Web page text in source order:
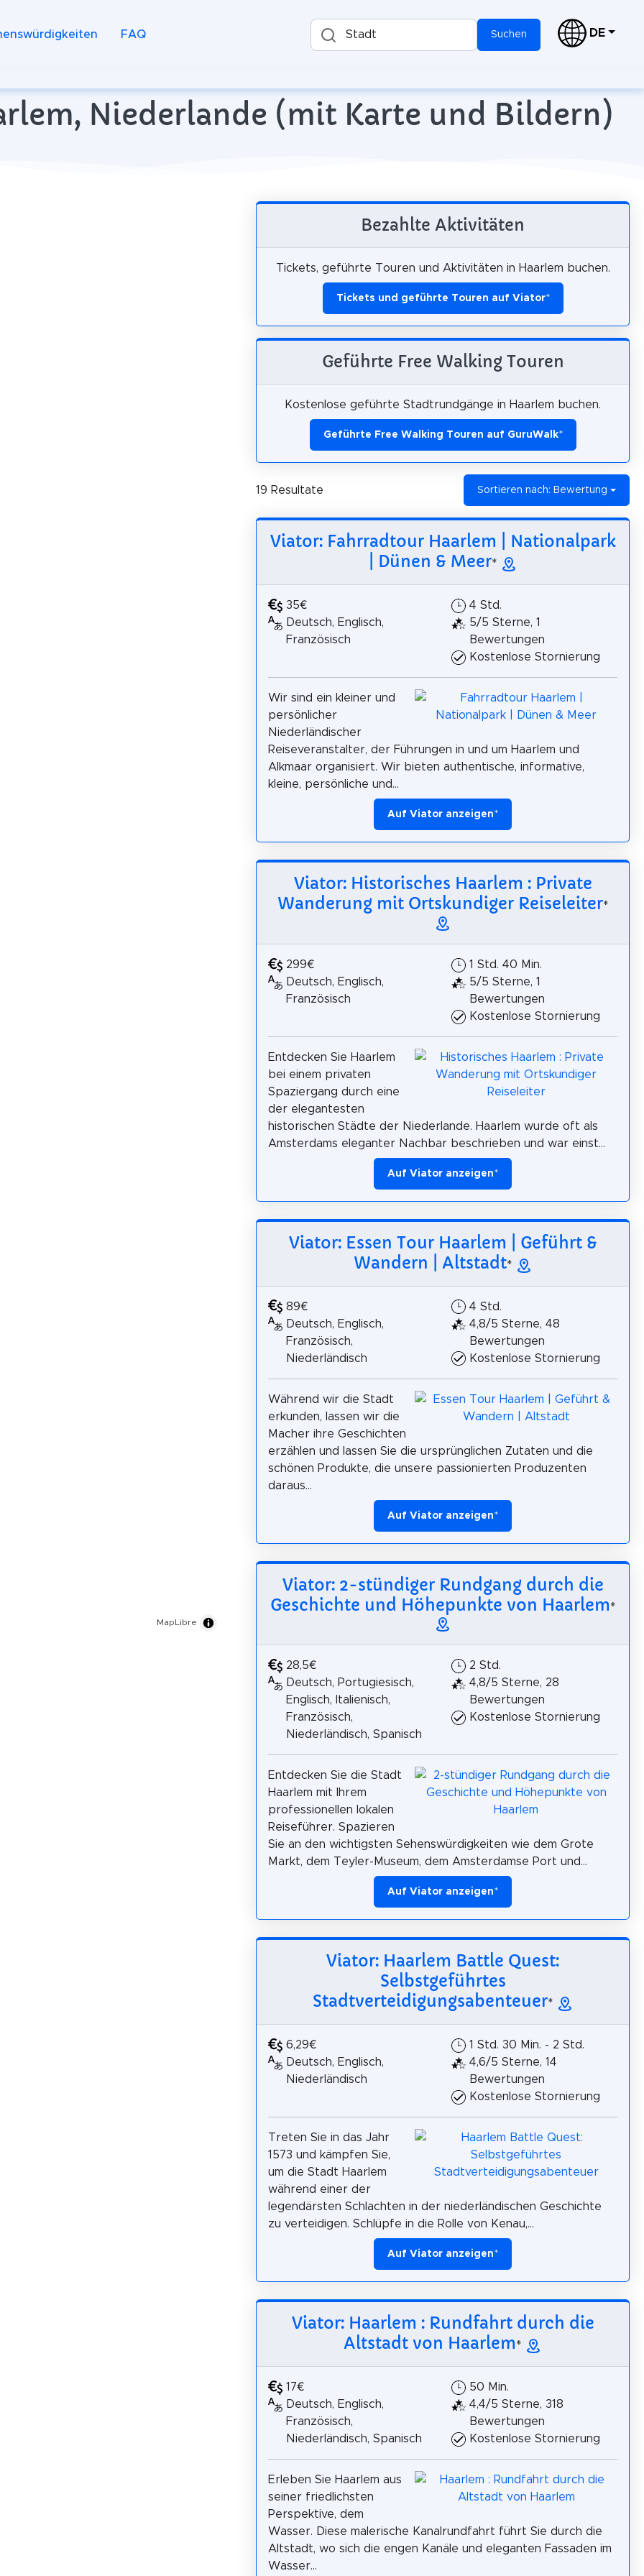
FAQ Stadt Suchen DE
Niederlande (mit Karte und Bildern)
MapLibre
Bezahlte Aktivitäten
Tickets, geführte Touren und Aktivitäten in Haarlem buchen.
Tickets und geführte Touren auf Viator*
Geführte Free Walking Touren
Kostenlose geführte Stadtrundgänge in Haarlem buchen.
Geführte Free Walking Touren auf GuruWalk*
19 Resultate Sortieren nach: Bewertung
Viator: Fahrradtour Haarlem | Nationalpark
| Dünen & Meer*
35€
Deutsch, Englisch,
Französisch
4 Std.
5/5 Sterne, 1
Bewertungen
Kostenlose Stornierung
Wir sind ein kleiner und
persönlicher
Niederländischer
Reiseveranstalter, der Führungen in und um Haarlem und
Alkmaar organisiert. Wir bieten authentische, informative,
kleine, persönliche und...
Auf Viator anzeigen*
Viator: Historisches Haarlem : Private
Wanderung mit Ortskundiger Reiseleiter*
299€
Deutsch, Englisch,
Französisch
1 Std. 40 Min.
5/5 Sterne, 1
Bewertungen
Kostenlose Stornierung
Entdecken Sie Haarlem
bei einem privaten
Spaziergang durch eine
der elegantesten
historischen Städte der Niederlande. Haarlem wurde oft als
Amsterdams eleganter Nachbar beschrieben und war einst...
Auf Viator anzeigen*
Viator: Essen Tour Haarlem | Geführt &
Wandern | Altstadt*
89€
Deutsch, Englisch,
Französisch,
Niederländisch
4 Std.
4,8/5 Sterne, 48
Bewertungen
Kostenlose Stornierung
Während wir die Stadt
erkunden, lassen wir die
Macher ihre Geschichten
erzählen und lassen Sie die ursprünglichen Zutaten und die
schönen Produkte, die unsere passionierten Produzenten
daraus...
Auf Viator anzeigen*
Viator: 2-stündiger Rundgang durch die
Geschichte und Höhepunkte von Haarlem*
28,5€
Deutsch, Portugiesisch,
Englisch, Italienisch,
Französisch,
Niederländisch, Spanisch
2 Std.
4,8/5 Sterne, 28
Bewertungen
Kostenlose Stornierung
Entdecken Sie die Stadt
Haarlem mit Ihrem
professionellen lokalen
Reiseführer. Spazieren
Sie an den wichtigsten Sehenswürdigkeiten wie dem Grote
Markt, dem Teyler-Museum, dem Amsterdamse Port und...
Auf Viator anzeigen*
Viator: Haarlem Battle Quest:
Selbstgeführtes
Stadtverteidigungsabenteuer*
6,29€
Deutsch, Englisch,
Niederländisch
1 Std. 30 Min. - 2 Std.
4,6/5 Sterne, 14
Bewertungen
Kostenlose Stornierung
Treten Sie in das Jahr
1573 und kämpfen Sie,
um die Stadt Haarlem
während einer der
legendärsten Schlachten in der niederländischen Geschichte
zu verteidigen. Schlüpfe in die Rolle von Kenau,...
Auf Viator anzeigen*
Viator: Haarlem : Rundfahrt durch die
Altstadt von Haarlem*
17€
Deutsch, Englisch,
Französisch,
Niederländisch, Spanisch
50 Min.
4,4/5 Sterne, 318
Bewertungen
Kostenlose Stornierung
Erleben Sie Haarlem aus
seiner friedlichsten
Perspektive, dem
Wasser. Diese malerische Kanalrundfahrt führt Sie durch die
Altstadt, wo sich die engen Kanäle und eleganten Fassaden im
Wasser...